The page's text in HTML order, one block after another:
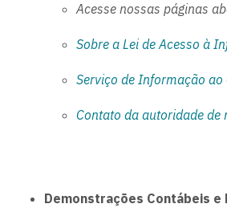
Acesse nossas páginas
Sobre a Lei de Acesso à
Serviço de Informação ao
Contato da autoridade de
Demonstrações Contábeis e